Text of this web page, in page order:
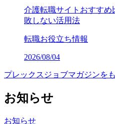
介護転職サイトおすすめ
敗しない活用法
転職お役立ち情報
2026/08/04
プレックスジョブマガジンを
お知らせ
お知らせ